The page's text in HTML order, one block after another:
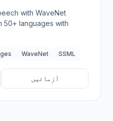
with WaveNet
50+ languages with
WaveNet SSML
آزمائیں